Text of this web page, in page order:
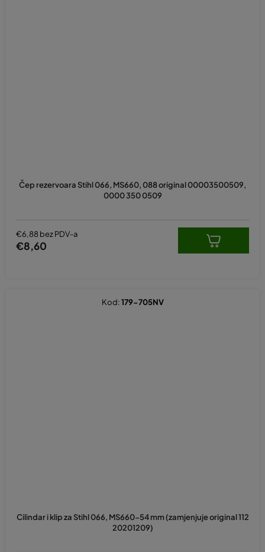
Čep rezervoara Stihl 066, MS660, 088 original 00003500509,
0000 350 0509
€6,88 bez PDV-a
€8,60
Cilindar i klip za Stihl 066, MS660-54 mm (zamjenjuje original 112
20201209)
Kod:179-705NV